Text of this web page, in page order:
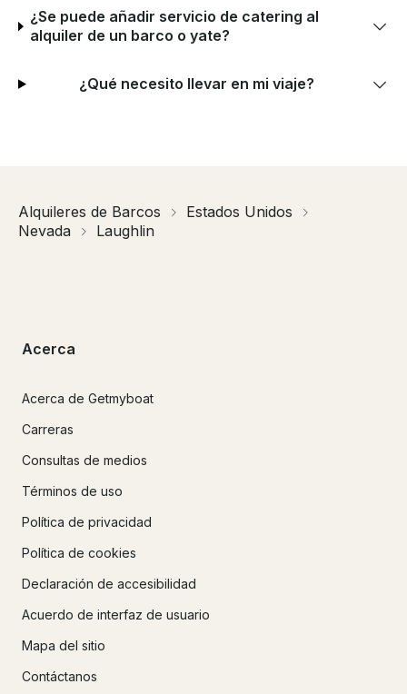
¿Se puede añadir servicio de catering al
alquiler de un barco o yate?
¿Qué necesito llevar en mi viaje?
Alquileres de Barcos
Estados Unidos
Nevada
Laughlin
Acerca
Acerca de Getmyboat
Carreras
Consultas de medios
Términos de uso
Política de privacidad
Política de cookies
Declaración de accesibilidad
Acuerdo de interfaz de usuario
Mapa del sitio
Contáctanos